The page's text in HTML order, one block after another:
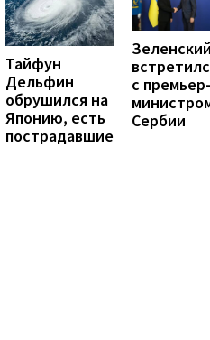
Тайфун
Дельфин
обрушился на
Японию, есть
пострадавшие
с премьер-
Сербии